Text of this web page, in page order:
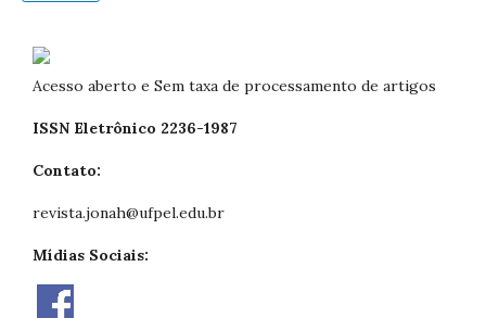
Acesso aberto e Sem taxa de processamento de artigos
ISSN Eletrônico 2236-1987
Contato:
revista.jonah@ufpel.edu.br
Mídias Sociais: